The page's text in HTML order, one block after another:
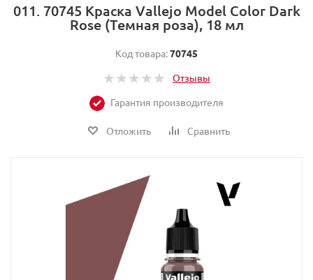
011. 70745 Краска Vallejo Model Color Dark
Rose (Темная роза), 18 мл
Код товара:70745
Отзывы
Гарантия производителя
Отложить Сравнить